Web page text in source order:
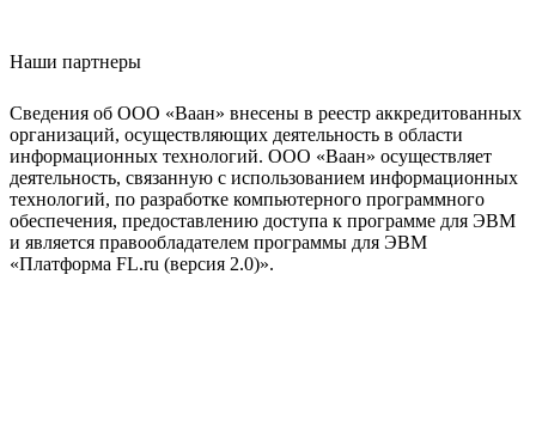
Наши партнеры
Сведения об ООО «Ваан» внесены в реестр аккредитованных
организаций, осуществляющих деятельность в области
информационных технологий. ООО «Ваан» осуществляет
деятельность, связанную с использованием информационных
технологий, по разработке компьютерного программного
обеспечения, предоставлению доступа к программе для ЭВМ
и является правообладателем программы для ЭВМ
«Платформа FL.ru (версия 2.0)».